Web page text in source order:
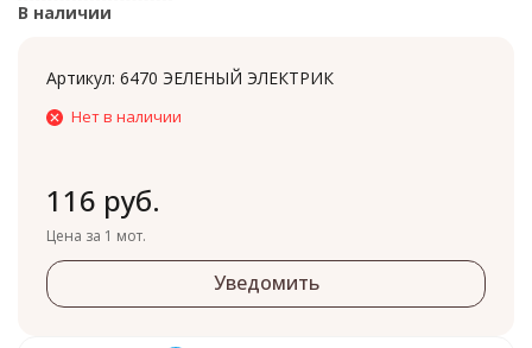
В наличии
Артикул: 6470 ЭЕЛЕНЫЙ ЭЛЕКТРИК
Нет в наличии
116 руб.
Цена за 1 мот.
Уведомить